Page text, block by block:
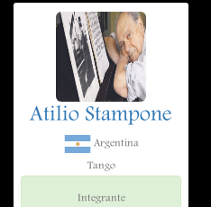
Atilio Stampone
Argentina
Tango
Integrante